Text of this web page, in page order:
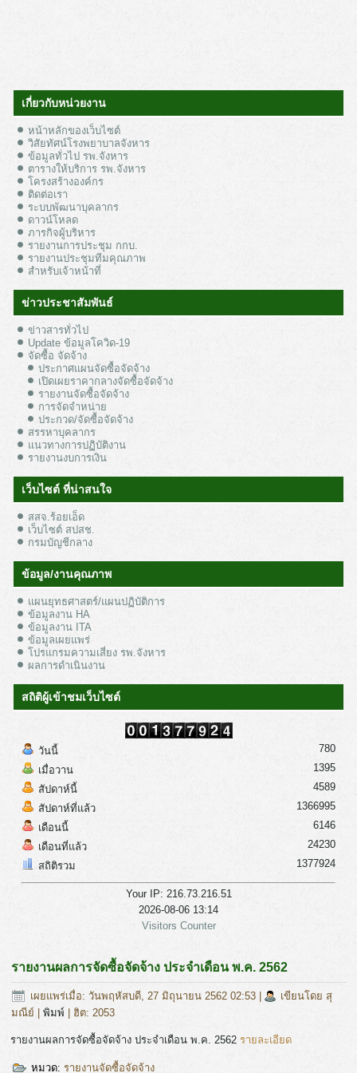
เกี่ยวกับหน่วยงาน
หน้าหลักของเว็บไซต์
วิสัยทัศน์โรงพยาบาลจังหาร
ข้อมูลทั่วไป รพ.จังหาร
ตารางให้บริการ รพ.จังหาร
โครงสร้างองค์กร
ติดต่อเรา
ระบบพัฒนาบุคลากร
ดาวน์โหลด
ภารกิจผู้บริหาร
รายงานการประชุม กกบ.
รายงานประชุมทีมคุณภาพ
สำหรับเจ้าหน้าที่
ข่าวประชาสัมพันธ์
ข่าวสารทั่วไป
Update ข้อมูลโควิด-19
จัดซื้อ จัดจ้าง
ประกาศแผนจัดซื้อจัดจ้าง
เปิดเผยราคากลางจัดซื้อจัดจ้าง
รายงานจัดซื้อจัดจ้าง
การจัดจำหน่าย
ประกวด/จัดซื้อจัดจ้าง
สรรหาบุคลากร
แนวทางการปฏิบัติงาน
รายงานงบการเงิน
เว็บไซต์ ที่น่าสนใจ
สสจ.ร้อยเอ็ด
เว็บไซต์ สปสช.
กรมบัญชีกลาง
ข้อมูล/งานคุณภาพ
แผนยุทธศาสตร์/แผนปฏิบัติการ
ข้อมูลงาน HA
ข้อมูลงาน ITA
ข้อมูลเผยแพร่
โปรแกรมความเสี่ยง รพ.จังหาร
ผลการดำเนินงาน
สถิติผู้เข้าชมเว็บไซต์
วันนี้
เมื่อวาน
สัปดาห์นี้
สัปดาห์ที่แล้ว
เดือนนี้
เดือนที่แล้ว
สถิติรวม
780
1395
4589
1366995
6146
24230
1377924
Your IP: 216.73.216.51
2026-08-06 13:14
Visitors Counter
รายงานผลการจัดซื้อจัดจ้าง ประจำเดือน พ.ค. 2562
เผยแพร่เมื่อ: วันพฤหัสบดี, 27 มิถุนายน 2562 02:53 |
เขียนโดย สุ
มณีย์ |พิมพ์ | ฮิต: 2053
รายงานผลการจัดซื้อจัดจ้าง ประจำเดือน พ.ค. 2562รายละเอียด
หมวด:รายงานจัดซื้อจัดจ้าง